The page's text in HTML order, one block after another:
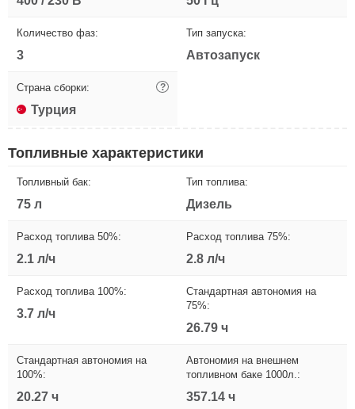
Количество фаз:
3
Тип запуска:
Автозапуск
Страна сборки: ?
Турция
Топливные характеристики
Топливный бак:
75 л
Тип топлива:
Дизель
Расход топлива 50%:
2.1 л/ч
Расход топлива 75%:
2.8 л/ч
Расход топлива 100%:
3.7 л/ч
Стандартная автономия на
75%:
26.79 ч
Стандартная автономия на
100%:
20.27 ч
Автономия на внешнем
топливном баке 1000л.:
357.14 ч